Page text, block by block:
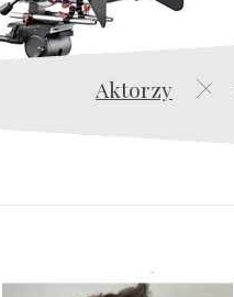
Aktorzy